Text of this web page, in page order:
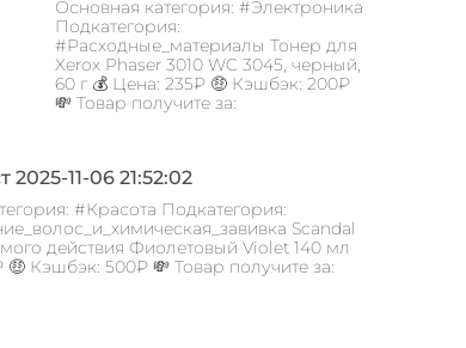
Основная категория: #Электроника
Подкатегория:
#Расходные_материалы Тонер для
Xerox Phaser 3010 WC 3045, черный,
60 г 💰 Цена: 235₽ 🤑 Кэшбэк: 200₽
💸 Товар получите за:
11-06 21:52:02
#Красота Подкатегория:
Scandal
действия Фиолетовый Violet 140 мл
🤑 Кэшбэк: 500₽ 💸 Товар получите за: